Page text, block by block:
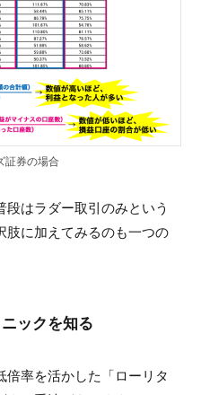
証券の場合
はラダー取引のみという
肢に加えてみるのも一つの
ックを知る
倍率を活かした「ローリタ